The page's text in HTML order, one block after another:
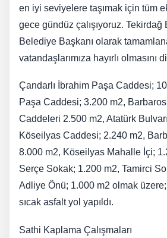
en iyi seviyelere taşımak için tüm
gece gündüz çalışıyoruz. Tekirdağ
Belediye Başkanı olarak
vatandaşlarımıza hayırlı olmasını
Çandarlı İbrahim Paşa Caddesi;
Paşa Caddesi; 3.200 m2,
Caddeleri 2.500 m2, Atatürk
Köseilyas Caddesi; 2.240 m2,
8.000 m2, Köseilyas Mahalle İçi;
Serçe Sokak; 1.200 m2, Tamirci
Adliye Önü; 1.000 m2 olmak
sıcak asfalt yol yapıldı.
Sathi Kaplama Çalışmaları